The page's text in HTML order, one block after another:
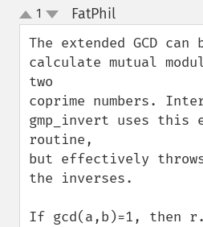
up
down
1 FatPhil¶
The extended GCD can
calculate mutual
two
coprime numbers.
gmp_invert uses this
routine,
but effectively
the inverses.
If gcd(a,b)=1, then